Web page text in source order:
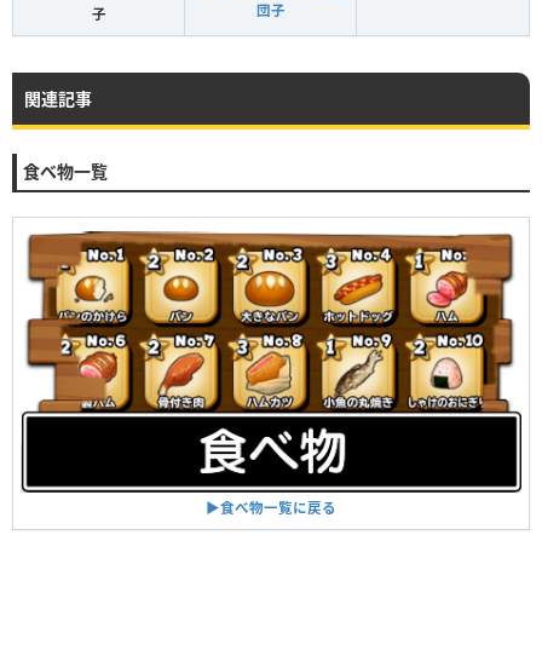
子
団子
関連記事
食べ物一覧
▶︎食べ物一覧に戻る